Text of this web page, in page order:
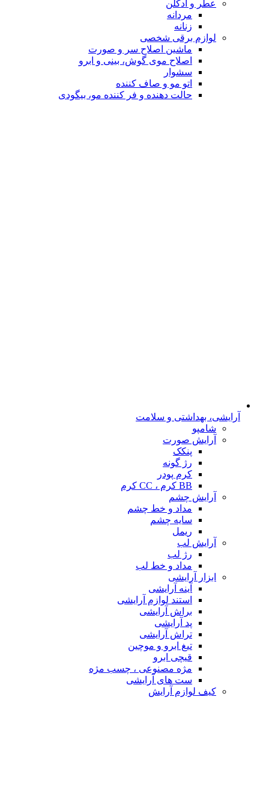
عطر و ادکلن
مردانه
زنانه
لوازم برقی شخصی
ماشین اصلاح سر و صورت
اصلاح موی گوش، بینی و ابرو
سشوار
اتو مو و صاف کننده
حالت دهنده و فر کننده مو، بیگودی
آرایشی، بهداشتی و سلامت
شامپو
آرایش صورت
پنکک
رژ گونه
کرم پودر
BB کرم ، CC کرم
آرایش چشم
مداد و خط چشم
سایه چشم
ریمل
آرایش لب
رژ لب
مداد و خط لب
ابزار آرایشی
آینه آرایشی
استند لوازم آرایشی
براش آرایشی
پد آرایشی
تراش آرایشی
تیغ ابرو و موچین
قیچی ابرو
مژه مصنوعی ، چسب مژه
ست های آرایشی
کیف لوازم آرایش